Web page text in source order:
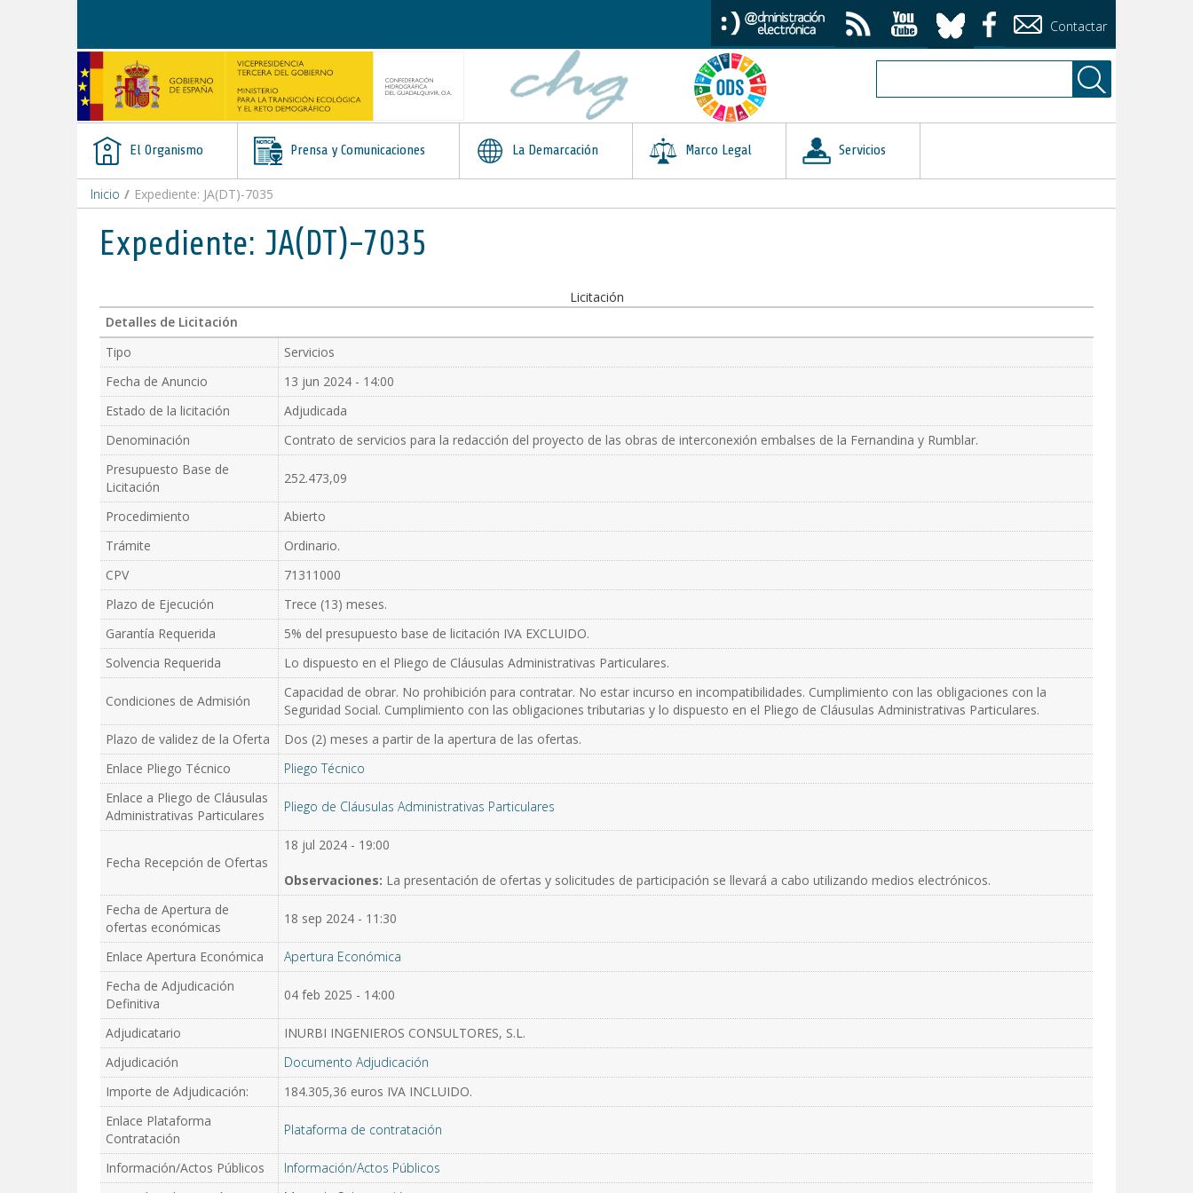
Contactar
El Organismo Prensa y Comunicaciones La Demarcación Marco Legal Servicios
Inicio / Expediente: JA(DT)-7035
Expediente: JA(DT)-7035
Licitación
Detalles de Licitación
Tipo
Servicios
Fecha de Anuncio
13 jun 2024 - 14:00
Estado de la licitación
Adjudicada
Denominación
Contrato de servicios para la redacción del proyecto de las obras de interconexión embalses de la Fernandina y Rumblar.
Presupuesto Base de
Licitación
252.473,09
Procedimiento
Abierto
Trámite
Ordinario.
CPV
71311000
Plazo de Ejecución
Trece (13) meses.
Garantía Requerida
5% del presupuesto base de licitación IVA EXCLUIDO.
Solvencia Requerida
Lo dispuesto en el Pliego de Cláusulas Administrativas Particulares.
Condiciones de Admisión
Capacidad de obrar. No prohibición para contratar. No estar incurso en incompatibilidades. Cumplimiento con las obligaciones con la
Seguridad Social. Cumplimiento con las obligaciones tributarias y lo dispuesto en el Pliego de Cláusulas Administrativas Particulares.
Plazo de validez de la Oferta
Dos (2) meses a partir de la apertura de las ofertas.
Enlace Pliego Técnico
Pliego Técnico
Enlace a Pliego de Cláusulas
Administrativas Particulares
Pliego de Cláusulas Administrativas Particulares
Fecha Recepción de Ofertas
18 jul 2024 - 19:00
Observaciones: La presentación de ofertas y solicitudes de participación se llevará a cabo utilizando medios electrónicos.
Fecha de Apertura de
ofertas económicas
18 sep 2024 - 11:30
Enlace Apertura Económica
Apertura Económica
Fecha de Adjudicación
Definitiva
04 feb 2025 - 14:00
Adjudicatario
INURBI INGENIEROS CONSULTORES, S.L.
Adjudicación
Documento Adjudicación
Importe de Adjudicación:
184.305,36 euros IVA INCLUIDO.
Enlace Plataforma
Contratación
Plataforma de contratación
Información/Actos Públicos
Información/Actos Públicos